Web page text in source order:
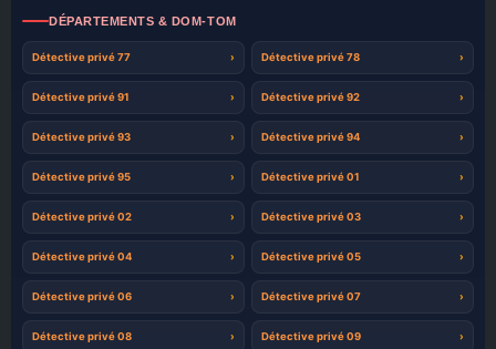
DÉPARTEMENTS & DOM-TOM
Détective privé 77 Détective privé 78
Détective privé 91 Détective privé 92
Détective privé 93 Détective privé 94
Détective privé 95 Détective privé 01
Détective privé 02 Détective privé 03
Détective privé 04 Détective privé 05
Détective privé 06 Détective privé 07
Détective privé 08 Détective privé 09